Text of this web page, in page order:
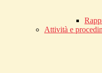
Attività e